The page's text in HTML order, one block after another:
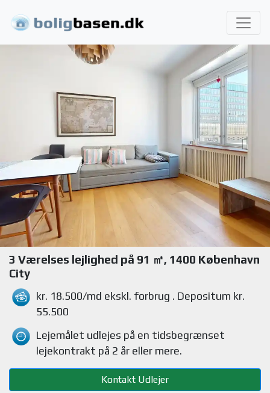
3 Værelses lejlighed på 91 ㎡, 1400 København
City
kr. 18.500/md ekskl. forbrug . Depositum kr.
55.500
Lejemålet udlejes på en tidsbegrænset
lejekontrakt på 2 år eller mere.
Kontakt Udlejer